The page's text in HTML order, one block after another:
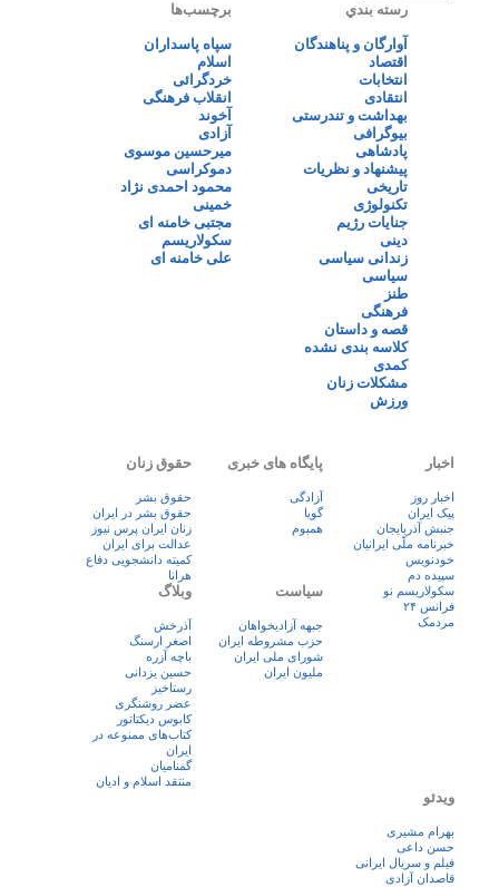
رسته بندي
آوارگان و پناهندگان
اقتصاد
انتخابات
انتقادی
بهداشت و تندرستی
بیوگرافی
پادشاهی
پیشنهاد و نظریات
تاریخی
تکنولوژی
جنایات رژیم
دینی
زندانی سیاسی
سیاسی
طنز
فرهنگی
قصه و داستان
کلاسه بندی نشده
کمدی
مشکلات زنان
ورزش
برچسب‌ها
سپاه پاسداران
اسلام
خردگرائی
انقلاب فرهنگی
آخوند
آزادی
میرحسین موسوی
دموکراسی
محمود احمدی نژاد
خمینی
مجتبی خامنه ای
سکولاریسم
علی خامنه ای
اخبار
اخبار روز
پيک ايران
جنبش آذربایجان
خبرنامه ملّی ایرانیان
خودنویس
سپیده دم
سکولاریسم نو
فرانس ۲۴
مردمک
پایگاه های خبری
آزادگی
گویا
همبوم
حقوق زنان
حقوق بشر
حقوق بشر در ایران
زنان ايران پرس نيوز
عدالت برای ایران
کمیته دانشجویی دفاع
هرانا
سیاست
جبهه آزادیخواهان
حزب مشروطه ایران
شورای ملی ایران
ملیون ایران
وبلاگ
آذرخش
اصغر ارسنگ
باچه آزره
حسین یزدانی
رستاخیز
عضر روشنگری
کابوس دیکتاتور
کتاب‌های ممنوعه در
ایران
گمنامیان
منتقد اسلام و ادیان
ویدئو
بهرام مشیری
حسن داعی
فيلم و سريال ايرانی
قاصدان آزادی